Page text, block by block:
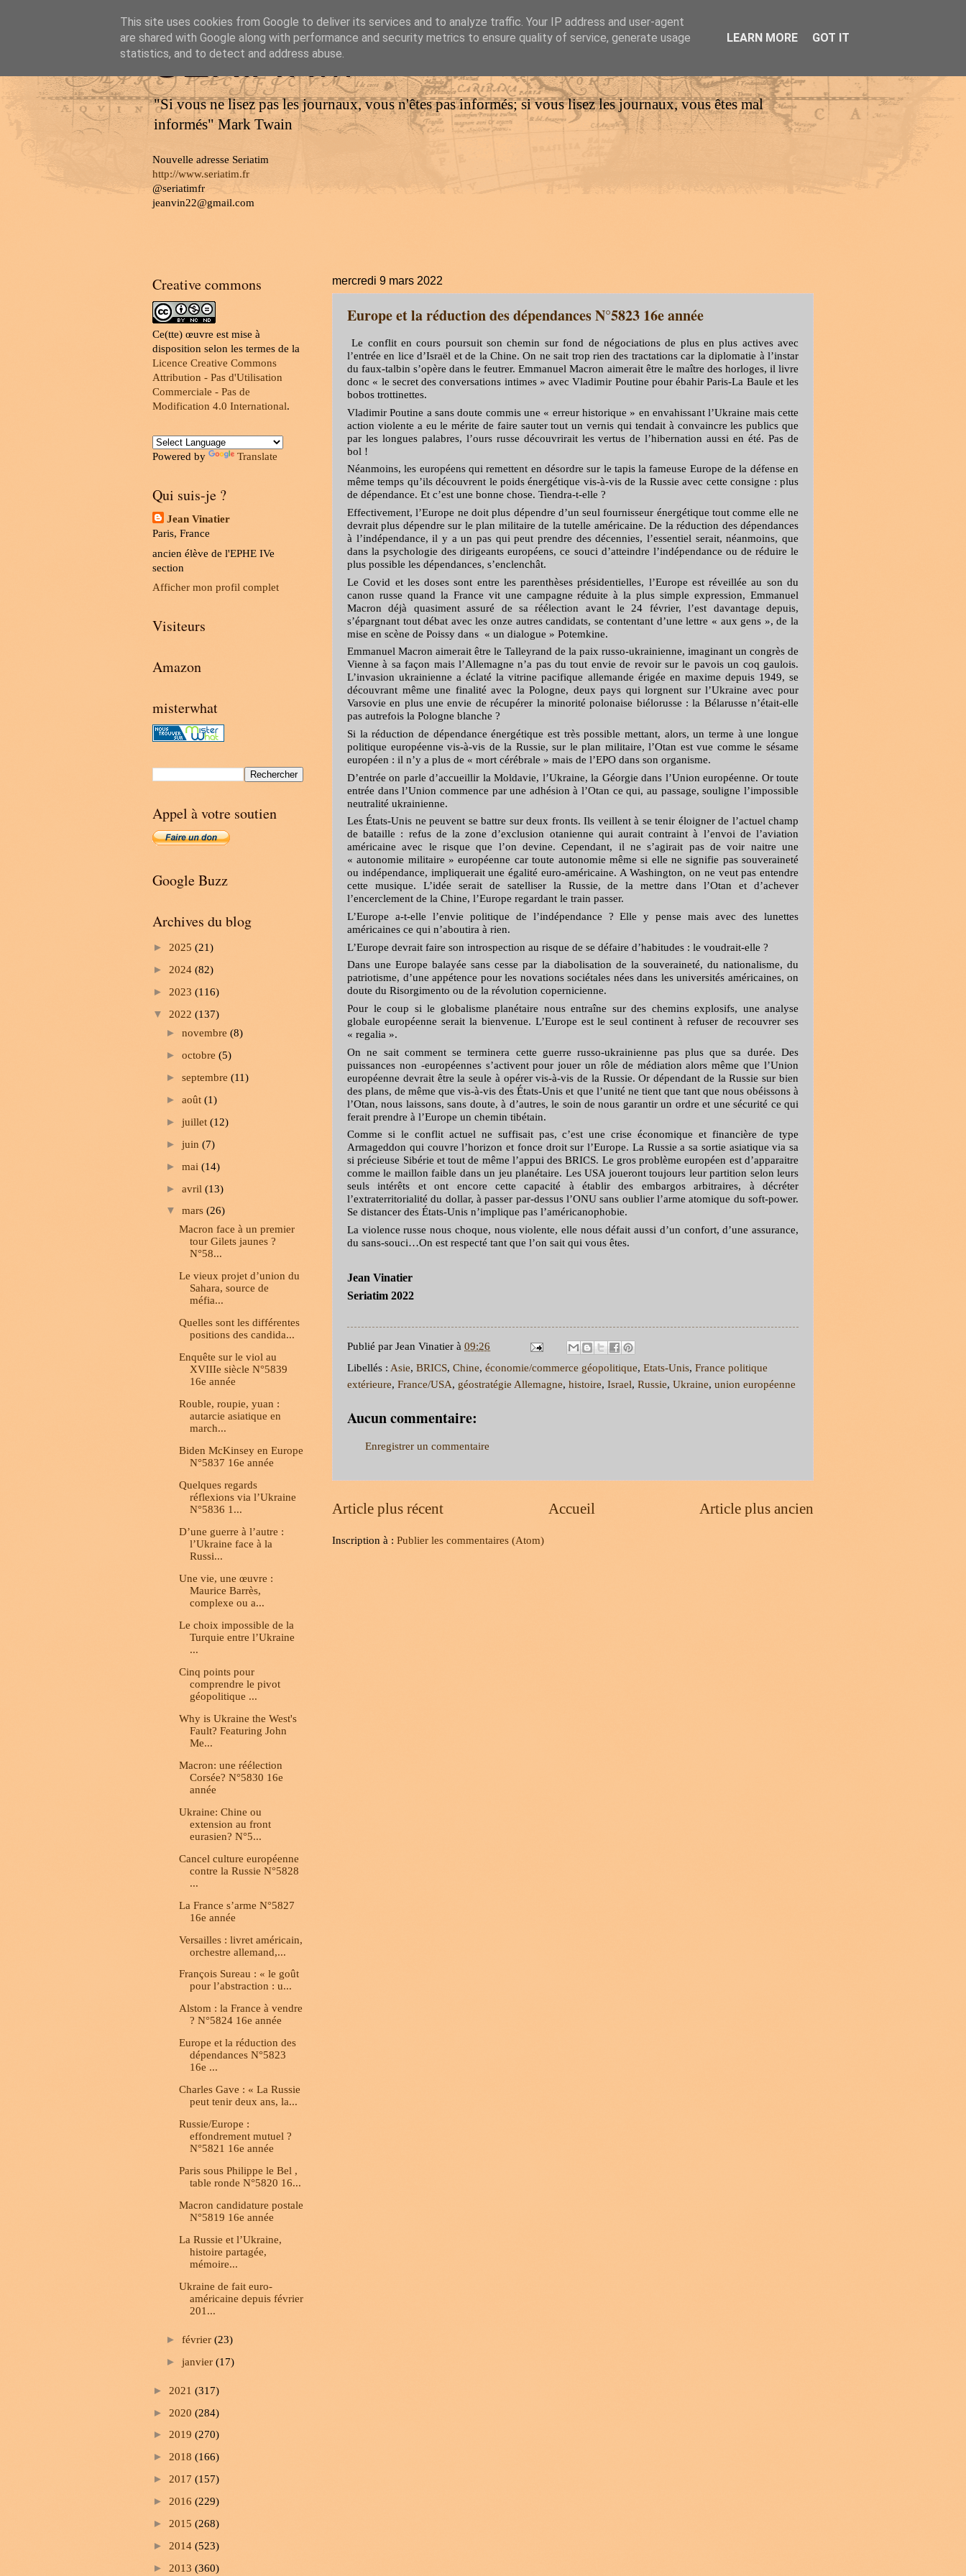
SERIATIM
"Si vous ne lisez pas les journaux, vous n'êtes pas informés; si vous lisez les journaux, vous êtes mal
informés" Mark Twain
Nouvelle adresse Seriatim
http://www.seriatim.fr
@seriatimfr
jeanvin22@gmail.com
mercredi 9 mars 2022
Europe et la réduction des dépendances N°5823 16e année
Le conflit en cours poursuit son chemin sur fond de négociations de plus en plus actives avec
l’entrée en lice d’Israël et de la Chine. On ne sait trop rien des tractations car la diplomatie à l’instar
du faux-talbin s’opère dans le feutrer. Emmanuel Macron aimerait être le maître des horloges, il livre
donc « le secret des conversations intimes » avec Vladimir Poutine pour ébahir Paris-La Baule et les
bobos trottinettes.
Vladimir Poutine a sans doute commis une « erreur historique » en envahissant l’Ukraine mais cette
action violente a eu le mérite de faire sauter tout un vernis qui tendait à convaincre les publics que
par les longues palabres, l’ours russe découvrirait les vertus de l’hibernation aussi en été. Pas de
bol !
Néanmoins, les européens qui remettent en désordre sur le tapis la fameuse Europe de la défense en
même temps qu’ils découvrent le poids énergétique vis-à-vis de la Russie avec cette consigne : plus
de dépendance. Et c’est une bonne chose. Tiendra-t-elle ?
Effectivement, l’Europe ne doit plus dépendre d’un seul fournisseur énergétique tout comme elle ne
devrait plus dépendre sur le plan militaire de la tutelle américaine. De la réduction des dépendances
à l’indépendance, il y a un pas qui peut prendre des décennies, l’essentiel serait, néanmoins, que
dans la psychologie des dirigeants européens, ce souci d’atteindre l’indépendance ou de réduire le
plus possible les dépendances, s’enclenchât.
Le Covid et les doses sont entre les parenthèses présidentielles, l’Europe est réveillée au son du
canon russe quand la France vit une campagne réduite à la plus simple expression, Emmanuel
Macron déjà quasiment assuré de sa réélection avant le 24 février, l’est davantage depuis,
s’épargnant tout débat avec les onze autres candidats, se contentant d’une lettre « aux gens », de la
mise en scène de Poissy dans « un dialogue » Potemkine.
Emmanuel Macron aimerait être le Talleyrand de la paix russo-ukrainienne, imaginant un congrès de
Vienne à sa façon mais l’Allemagne n’a pas du tout envie de revoir sur le pavois un coq gaulois.
L’invasion ukrainienne a éclaté la vitrine pacifique allemande érigée en maxime depuis 1949, se
découvrant même une finalité avec la Pologne, deux pays qui lorgnent sur l’Ukraine avec pour
Varsovie en plus une envie de récupérer la minorité polonaise biélorusse : la Bélarusse n’était-elle
pas autrefois la Pologne blanche ?
Si la réduction de dépendance énergétique est très possible mettant, alors, un terme à une longue
politique européenne vis-à-vis de la Russie, sur le plan militaire, l’Otan est vue comme le sésame
européen : il n’y a plus de « mort cérébrale » mais de l’EPO dans son organisme.
D’entrée on parle d’accueillir la Moldavie, l’Ukraine, la Géorgie dans l’Union européenne. Or toute
entrée dans l’Union commence par une adhésion à l’Otan ce qui, au passage, souligne l’impossible
neutralité ukrainienne.
Les États-Unis ne peuvent se battre sur deux fronts. Ils veillent à se tenir éloigner de l’actuel champ
de bataille : refus de la zone d’exclusion otanienne qui aurait contraint à l’envoi de l’aviation
américaine avec le risque que l’on devine. Cependant, il ne s’agirait pas de voir naitre une
« autonomie militaire » européenne car toute autonomie même si elle ne signifie pas souveraineté
ou indépendance, impliquerait une égalité euro-américaine. A Washington, on ne veut pas entendre
cette musique. L’idée serait de satelliser la Russie, de la mettre dans l’Otan et d’achever
l’encerclement de la Chine, l’Europe regardant le train passer.
L’Europe a-t-elle l’envie politique de l’indépendance ? Elle y pense mais avec des lunettes
américaines ce qui n’aboutira à rien.
L’Europe devrait faire son introspection au risque de se défaire d’habitudes : le voudrait-elle ?
Dans une Europe balayée sans cesse par la diabolisation de la souveraineté, du nationalisme, du
patriotisme, d’une appétence pour les novations sociétales nées dans les universités américaines, on
doute du Risorgimento ou de la révolution copernicienne.
Pour le coup si le globalisme planétaire nous entraîne sur des chemins explosifs, une analyse
globale européenne serait la bienvenue. L’Europe est le seul continent à refuser de recouvrer ses
« regalia ».
On ne sait comment se terminera cette guerre russo-ukrainienne pas plus que sa durée. Des
puissances non -européennes s’activent pour jouer un rôle de médiation alors même que l’Union
européenne devrait être la seule à opérer vis-à-vis de la Russie. Or dépendant de la Russie sur bien
des plans, de même que vis-à-vis des États-Unis et que l’unité ne tient que tant que nous obéissons à
l’Otan, nous laissons, sans doute, à d’autres, le soin de nous garantir un ordre et une sécurité ce qui
ferait prendre à l’Europe un chemin tibétain.
Comme si le conflit actuel ne suffisait pas, c’est une crise économique et financière de type
Armageddon qui couvre l’horizon et fonce droit sur l’Europe. La Russie a sa sortie asiatique via sa
si précieuse Sibérie et tout de même l’appui des BRICS. Le gros problème européen est d’apparaitre
comme le maillon faible dans un jeu planétaire. Les USA joueront toujours leur partition selon leurs
seuls intérêts et ont encore cette capacité à établir des embargos arbitraires, à décréter
l’extraterritorialité du dollar, à passer par-dessus l’ONU sans oublier l’arme atomique du soft-power.
Se distancer des États-Unis n’implique pas l’américanophobie.
La violence russe nous choque, nous violente, elle nous défait aussi d’un confort, d’une assurance,
du sans-souci…On est respecté tant que l’on sait qui vous êtes.
Jean Vinatier
Seriatim 2022
Publié par Jean Vinatier à 09:26
Libellés : Asie, BRICS, Chine, économie/commerce géopolitique, Etats-Unis, France politique
extérieure, France/USA, géostratégie Allemagne, histoire, Israel, Russie, Ukraine, union européenne
Aucun commentaire:
Enregistrer un commentaire
Article plus récent Article plus ancien
Accueil
Inscription à : Publier les commentaires (Atom)
Creative commons
Ce(tte) œuvre est mise à
disposition selon les termes de la
Licence Creative Commons
Attribution - Pas d'Utilisation
Commerciale - Pas de
Modification 4.0 International.
Powered by Translate
Qui suis-je ?
Jean Vinatier
Paris, France
ancien élève de l'EPHE IVe
section
Afficher mon profil complet
Visiteurs
Amazon
misterwhat
Appel à votre soutien
Google Buzz
Archives du blog
► 2025 (21)
► 2024 (82)
► 2023 (116)
▼ 2022 (137)
► novembre (8)
► octobre (5)
► septembre (11)
► août (1)
► juillet (12)
► juin (7)
► mai (14)
► avril (13)
▼ mars (26)
Macron face à un premier
tour Gilets jaunes ?
N°58...
Le vieux projet d’union du
Sahara, source de
méfia...
Quelles sont les différentes
positions des candida...
Enquête sur le viol au
XVIIIe siècle N°5839
16e année
Rouble, roupie, yuan :
autarcie asiatique en
march...
Biden McKinsey en Europe
N°5837 16e année
Quelques regards
réflexions via l’Ukraine
N°5836 1...
D’une guerre à l’autre :
l’Ukraine face à la
Russi...
Une vie, une œuvre :
Maurice Barrès,
complexe ou a...
Le choix impossible de la
Turquie entre l’Ukraine
...
Cinq points pour
comprendre le pivot
géopolitique ...
Why is Ukraine the West's
Fault? Featuring John
Me...
Macron: une réélection
Corsée? N°5830 16e
année
Ukraine: Chine ou
extension au front
eurasien? N°5...
Cancel culture européenne
contre la Russie N°5828
...
La France s’arme N°5827
16e année
Versailles : livret américain,
orchestre allemand,...
François Sureau : « le goût
pour l’abstraction : u...
Alstom : la France à vendre
? N°5824 16e année
Europe et la réduction des
dépendances N°5823
16e ...
Charles Gave : « La Russie
peut tenir deux ans, la...
Russie/Europe :
effondrement mutuel ?
N°5821 16e année
Paris sous Philippe le Bel ,
table ronde N°5820 16...
Macron candidature postale
N°5819 16e année
La Russie et l’Ukraine,
histoire partagée,
mémoire...
Ukraine de fait euro-
américaine depuis février
201...
► février (23)
► janvier (17)
► 2021 (317)
► 2020 (284)
► 2019 (270)
► 2018 (166)
► 2017 (157)
► 2016 (229)
► 2015 (268)
► 2014 (523)
► 2013 (360)
This site uses cookies from Google to deliver its services and to analyze traffic. Your IP address and user-agent
are shared with Google along with performance and security metrics to ensure quality of service, generate usage
statistics, and to detect and address abuse.
LEARN MORE GOT IT